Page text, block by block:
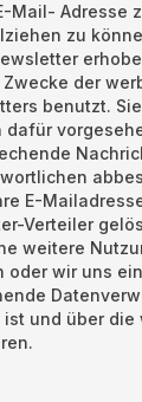
Mail- Adresse
zu
der
benutzt.
dafür
E-
Verteiler
weitere
oder wir uns
und über die